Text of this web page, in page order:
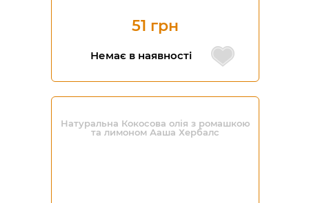
51 грн
Немає в наявності
Натуральна Кокосова олія з ромашкою
та лимоном Ааша Хербалс